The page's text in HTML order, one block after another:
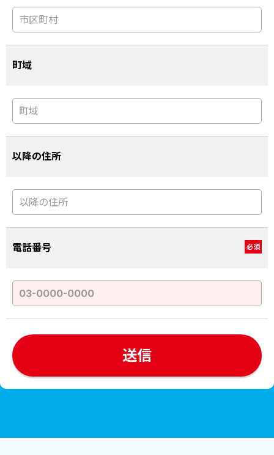
町域
以降の住所
電話番号 必須